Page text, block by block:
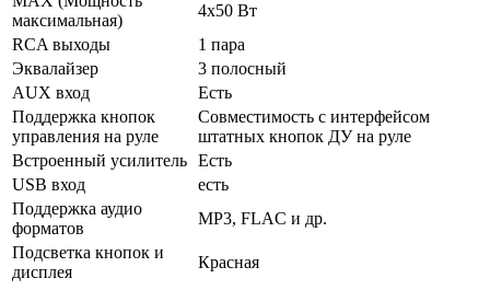
максимальная)
4х50 Вт
RCA выходы
1 пара
Эквалайзер
3 полосный
AUX вход
Есть
Поддержка кнопок
управления на руле
Совместимость с интерфейсом
штатных кнопок ДУ на руле
Встроенный усилитель Есть
USB вход
есть
Поддержка аудио
форматов
MP3, FLAC и др.
Подсветка кнопок и
дисплея
Красная